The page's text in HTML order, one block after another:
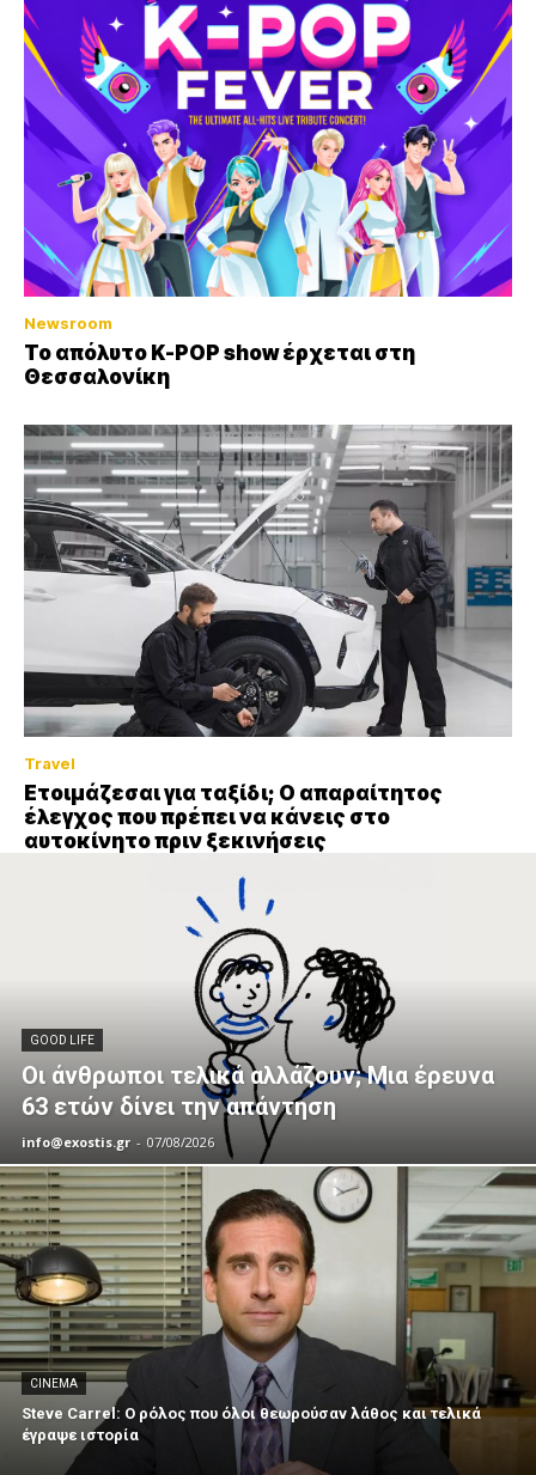
Newsroom
Το απόλυτο K-POP show έρχεται στη
Θεσσαλονίκη
Travel
Ετοιμάζεσαι για ταξίδι; Ο απαραίτητος
έλεγχος που πρέπει να κάνεις στο
αυτοκίνητο πριν ξεκινήσεις
GOOD LIFE
Οι άνθρωποι τελικά αλλάζουν; Μια έρευνα
63 ετών δίνει την απάντηση
info@exostis.gr - 07/08/2026
CINEMA
Steve Carrel: Ο ρόλος που όλοι θεωρούσαν λάθος και τελικά
έγραψε ιστορία